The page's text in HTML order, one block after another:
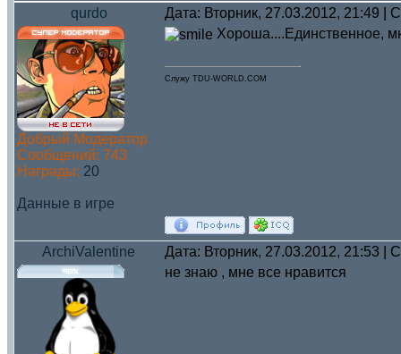
qurdo Дата: Вторник, 27.03.2012, 21:49 |
Добрый Модератор
Сообщений: 743
Награды: 20
Данные в игре
Хороша....Единственное,
Служу TDU-WORLD.COM
ArchiValentine Дата: Вторник, 27.03.2012, 21:53 |
не знаю , мне все нравится